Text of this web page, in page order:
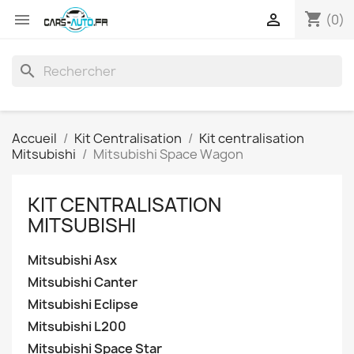
 shopping_cart (0)

search
Accueil Kit Centralisation
Kit centralisation
Mitsubishi
Mitsubishi Space Wagon
KIT CENTRALISATION
MITSUBISHI
Mitsubishi Asx
Mitsubishi Canter
Mitsubishi Eclipse
Mitsubishi L200
Mitsubishi Space Star